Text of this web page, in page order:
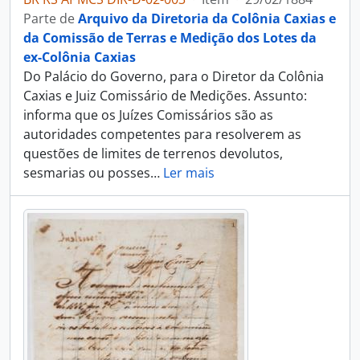
Parte deArquivo da Diretoria da Colônia Caxias e
da Comissão de Terras e Medição dos Lotes da
ex-Colônia Caxias
Do Palácio do Governo, para o Diretor da Colônia
Caxias e Juiz Comissário de Medições. Assunto:
informa que os Juízes Comissários são as
autoridades competentes para resolverem as
questões de limites de terrenos devolutos,
sesmarias ou posses… Ler mais